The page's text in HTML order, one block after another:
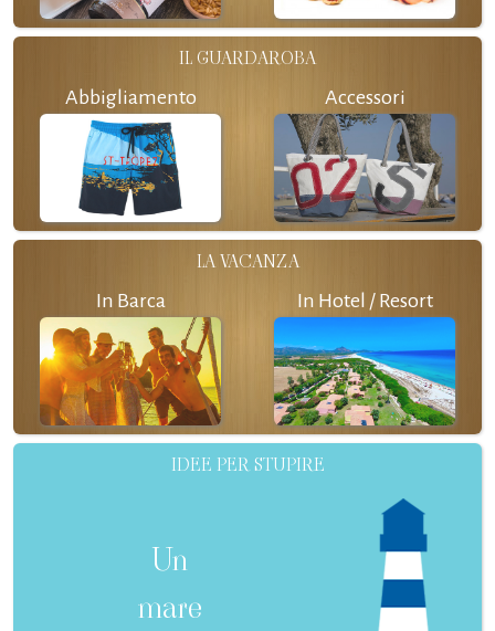
IL GUARDAROBA
Abbigliamento Accessori
LA VACANZA
In Barca In Hotel / Resort
IDEE PER STUPIRE
Un
mare